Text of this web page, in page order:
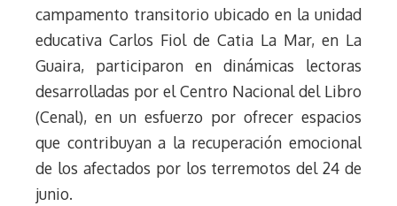
campamento transitorio ubicado en la unidad
educativa Carlos Fiol de Catia La Mar, en La
Guaira, participaron en dinámicas lectoras
desarrolladas por el Centro Nacional del Libro
(Cenal), en un esfuerzo por ofrecer espacios
que contribuyan a la recuperación emocional
de los afectados por los terremotos del 24 de
junio.